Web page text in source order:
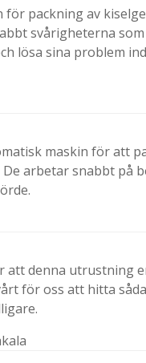
packning av
svårigheterna
lösa sina problem
maskin för att
De arbetar snabbt
att denna utrustning
för oss att hitta